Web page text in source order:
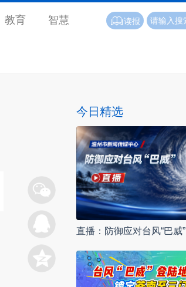
教育 智慧 读报
今日精选
直播：防御应对台风“巴威”